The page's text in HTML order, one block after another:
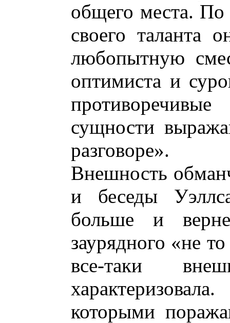
общего места. По
своего таланта
любопытную
оптимиста и
сущности
разговоре».
Внешность
и беседы
больше и
заурядного «не
все-таки
которыми